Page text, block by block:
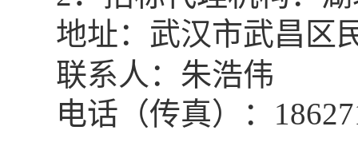
地址：武汉市武昌区
联系人： 朱浩伟
电话（传真）：